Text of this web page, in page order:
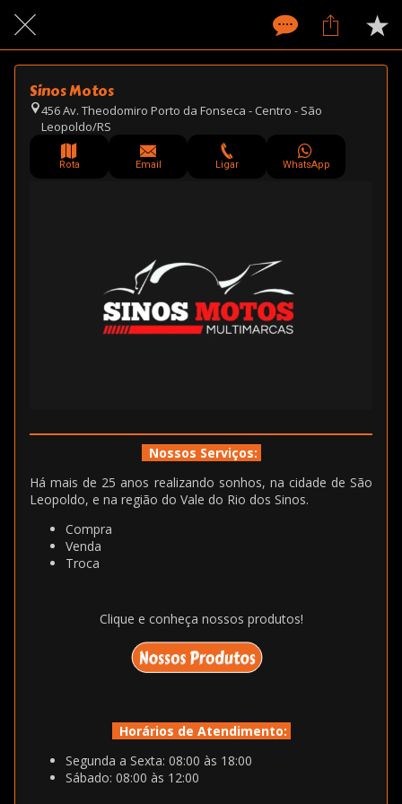
Sinos Motos
456 Av. Theodomiro Porto da Fonseca - Centro - São
Leopoldo/RS
Rota Email Ligar WhatsApp
Nossos Serviços:
Há mais de 25 anos realizando sonhos, na cidade de São
Leopoldo, e na região do Vale do Rio dos Sinos.
Compra
Venda
Troca
Clique e conheça nossos produtos!
Horários de Atendimento:
Segunda a Sexta: 08:00 às 18:00
Sábado: 08:00 às 12:00